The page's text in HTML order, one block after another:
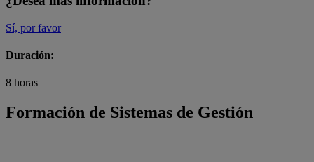
Sí, por favor
Duración:
8 horas
Formación de Sistemas de Gestión